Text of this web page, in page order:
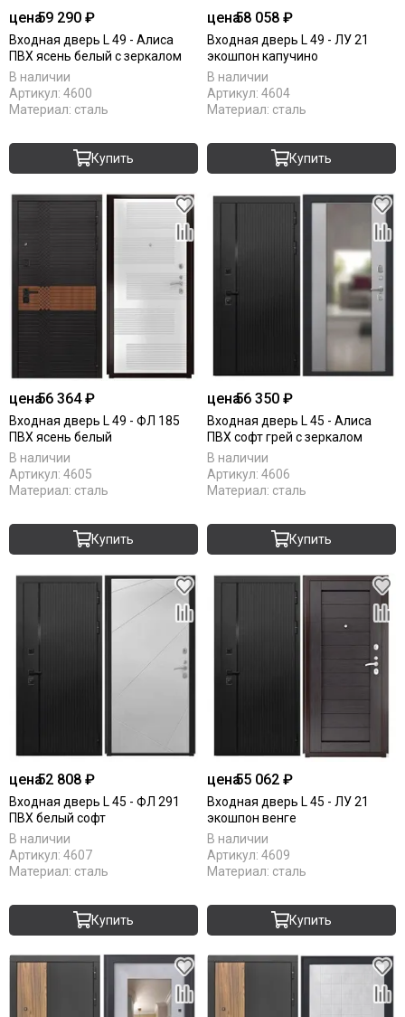
цена59 290 ₽
Входная дверь L 49 - Алиса
ПВХ ясень белый с зеркалом
В наличии
Артикул: 4600
Материал: сталь
Купить
цена58 058 ₽
Входная дверь L 49 - ЛУ 21
экошпон капучино
В наличии
Артикул: 4604
Материал: сталь
Купить
цена56 364 ₽
Входная дверь L 49 - ФЛ 185
ПВХ ясень белый
В наличии
Артикул: 4605
Материал: сталь
Купить
цена56 350 ₽
Входная дверь L 45 - Алиса
ПВХ софт грей с зеркалом
В наличии
Артикул: 4606
Материал: сталь
Купить
цена52 808 ₽
Входная дверь L 45 - ФЛ 291
ПВХ белый софт
В наличии
Артикул: 4607
Материал: сталь
Купить
цена55 062 ₽
Входная дверь L 45 - ЛУ 21
экошпон венге
В наличии
Артикул: 4609
Материал: сталь
Купить